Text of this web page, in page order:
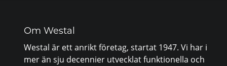
Om Westal
Westal är ett anrikt företag, startat 1947. Vi har i
mer än sju decennier utvecklat funktionella och